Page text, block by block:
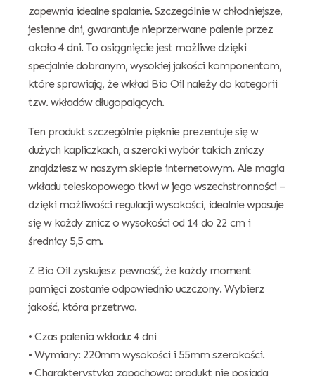
zapewnia idealne spalanie. Szczególnie w chłodniejsze,
jesienne dni, gwarantuje nieprzerwane palenie przez
około 4 dni. To osiągnięcie jest możliwe dzięki
specjalnie dobranym, wysokiej jakości komponentom,
które sprawiają, że wkład Bio Oil należy do kategorii
tzw. wkładów długopalących.
Ten produkt szczególnie pięknie prezentuje się w
dużych kapliczkach, a szeroki wybór takich zniczy
znajdziesz w naszym sklepie internetowym. Ale magia
wkładu teleskopowego tkwi w jego wszechstronności –
dzięki możliwości regulacji wysokości, idealnie wpasuje
się w każdy znicz o wysokości od 14 do 22 cm i
średnicy 5,5 cm.
Z Bio Oil zyskujesz pewność, że każdy moment
pamięci zostanie odpowiednio uczczony. Wybierz
jakość, która przetrwa.
• Czas palenia wkładu: 4 dni
• Wymiary: 220mm wysokości i 55mm szerokości.
• Charakterystyka zapachowa: produkt nie posiada